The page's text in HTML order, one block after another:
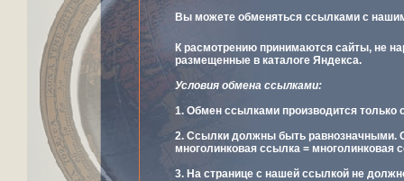
Вы можете обменяться ссылками с
К расмотрению принимаются сайты, не
размещенные в каталоге Яндекса.
Условия обмена ссылками:
1. Обмен ссылками производится только
2. Ссылки должны быть равнозначными.
многолинковая ссылка = многолинковая
3. На странице с нашей ссылкой не